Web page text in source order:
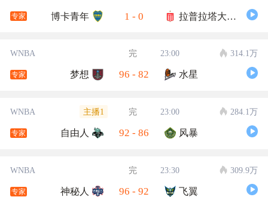
专家 博卡青年 1 - 0 拉普拉塔大学生
WNBA 完 23:00 314.1万
专家 梦想 96 - 82 水星
WNBA 主播1 完 23:00 284.1万
专家 自由人 92 - 86 风暴
WNBA 完 23:30 309.9万
专家 神秘人 96 - 92 飞翼